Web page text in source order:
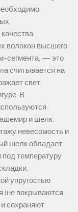
волокон высшего
сегмента, — это
считывается на
свет,
В
и шелк.
невесомость и
шелк обладает
температуру
упругостью
(не покрываются
сохраняют